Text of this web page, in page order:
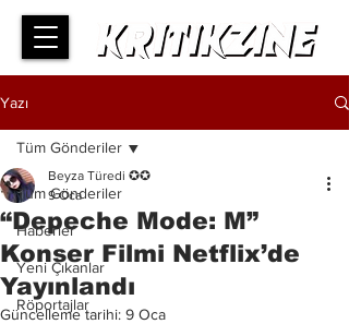
Yazı
Tüm Gönderiler
Haberler
Yeni Çıkanlar
Röportajlar
Tüm Gönderiler
“Depeche Mode: M”
Konser Filmi Netflix’de
Yayınlandı
Beyza Türedi ✪✪
9 Oca
Güncelleme tarihi: 9 Oca